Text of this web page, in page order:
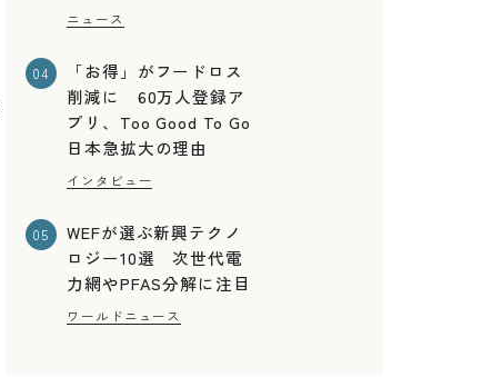
ニュース
04
「お得」がフードロス
削減に 60万人登録ア
プリ、Too Good To Go
日本急拡大の理由
インタビュー
05
WEFが選ぶ新興テクノ
ロジー10選 次世代電
力網やPFAS分解に注目
ワールドニュース